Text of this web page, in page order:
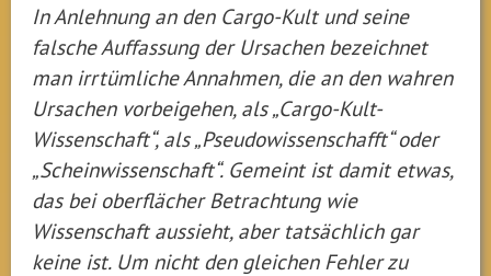
In Anlehnung an den Cargo-Kult und seine
falsche Auffassung der Ursachen bezeichnet
man irrtümliche Annahmen, die an den wahren
Ursachen vorbeigehen, als „Cargo-Kult-
Wissenschaft“, als „Pseudowissenschafft“ oder
„Scheinwissenschaft“. Gemeint ist damit etwas,
das bei oberflächer Betrachtung wie
Wissenschaft aussieht, aber tatsächlich gar
keine ist. Um nicht den gleichen Fehler zu